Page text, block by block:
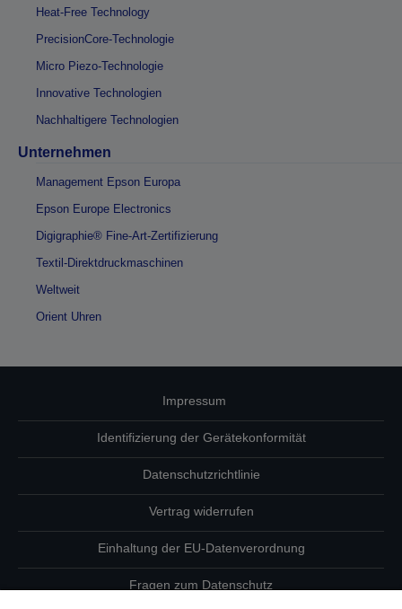
Heat-Free Technology
PrecisionCore-Technologie
Micro Piezo-Technologie
Innovative Technologien
Nachhaltigere Technologien
Unternehmen
Management Epson Europa
Epson Europe Electronics
Digigraphie® Fine-Art-Zertifizierung
Textil-Direktdruckmaschinen
Weltweit
Orient Uhren
Impressum
Identifizierung der Gerätekonformität
Datenschutzrichtlinie
Vertrag widerrufen
Einhaltung der EU-Datenverordnung
Fragen zum Datenschutz